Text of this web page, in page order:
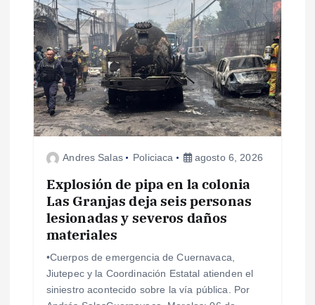
ó
n
d
Andres Salas Policiaca agosto 6, 2026
Explosión de pipa en la colonia
Las Granjas deja seis personas
lesionadas y severos daños
materiales
•Cuerpos de emergencia de Cuernavaca,
Jiutepec y la Coordinación Estatal atienden el
siniestro acontecido sobre la vía pública. Por